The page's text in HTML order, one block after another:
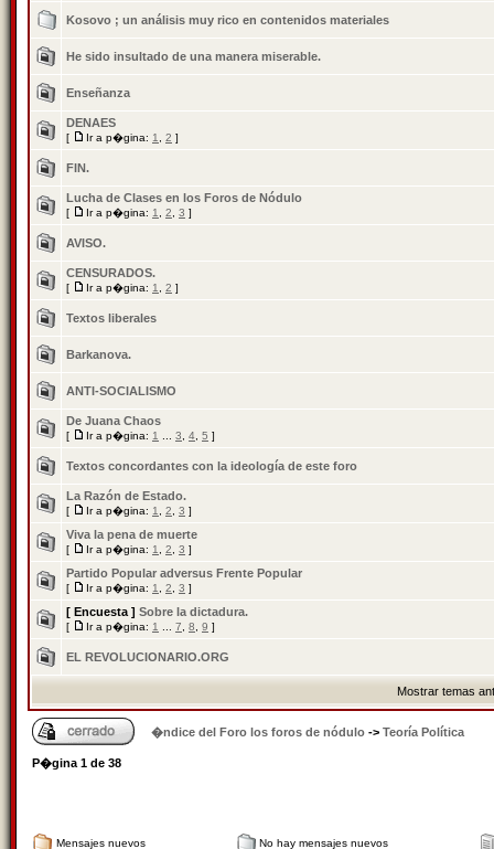
Kosovo ; un análisis muy rico en contenidos materiales
He sido insultado de una manera miserable.
Enseñanza
DENAES
[ Ir a p�gina: 1 2 ]
FIN.
Lucha de Clases en los Foros de Nódulo
[ Ir a p�gina: 1 2 3 ]
AVISO.
CENSURADOS.
[ Ir a p�gina: 1 2 ]
Textos liberales
Barkanova.
ANTI-SOCIALISMO
De Juana Chaos
[ Ir a p�gina: 1 3 4 5 ]
Textos concordantes con la ideología de este foro
La Razón de Estado.
[ Ir a p�gina: 1 2 3 ]
Viva la pena de muerte
[ Ir a p�gina: 1 2 3 ]
Partido Popular adversus Frente Popular
[ Ir a p�gina: 1 2 3 ]
[ Encuesta ] Sobre la dictadura.
[ Ir a p�gina: 1 7 8 9 ]
EL REVOLUCIONARIO.ORG
Mostrar temas
�ndice del Foro los foros de nódulo -> Teoría Política
P�gina 1 de 38
Mensajes nuevos No hay mensajes nuevos